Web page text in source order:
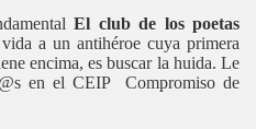
El club de los poetas
a un antihéroe cuya primera
encima, es buscar la huida. Le
en el CEIP Compromiso de